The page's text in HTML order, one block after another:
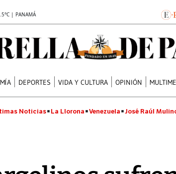
| PANAMÁ
DEPORTES VIDA Y CULTURA OPINIÓN
Noticias La Llorona Venezuela José Raúl